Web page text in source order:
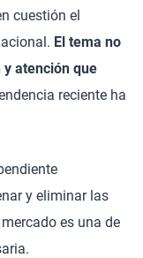
cuestión el
El tema no
atención que
reciente ha
y eliminar las
es una de